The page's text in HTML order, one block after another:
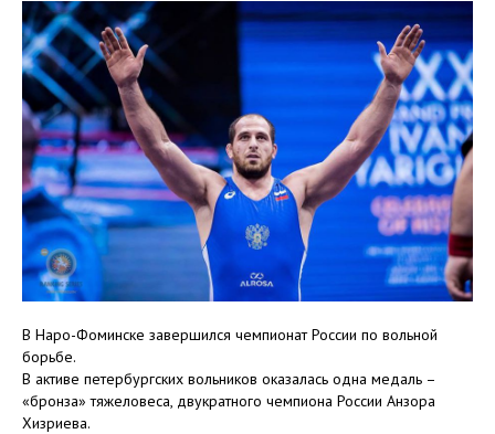
В Наро-Фоминске завершился чемпионат России по вольной
борьбе.
В активе петербургских вольников оказалась одна медаль –
«бронза» тяжеловеса, двукратного чемпиона России Анзора
Хизриева.